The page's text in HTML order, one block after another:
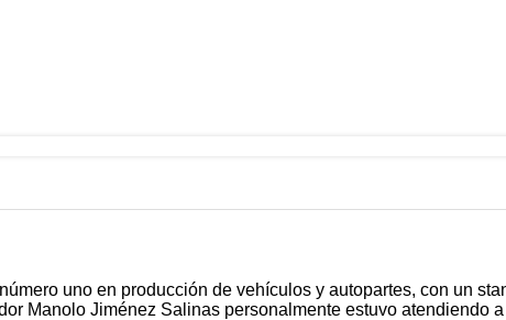
uno en producción de vehículos y autopartes, con un
Manolo Jiménez Salinas personalmente estuvo atendiendo